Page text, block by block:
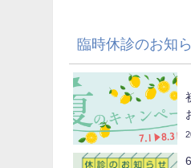
臨時休診のお知